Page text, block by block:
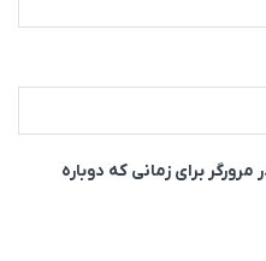
برای زمانی که دوباره